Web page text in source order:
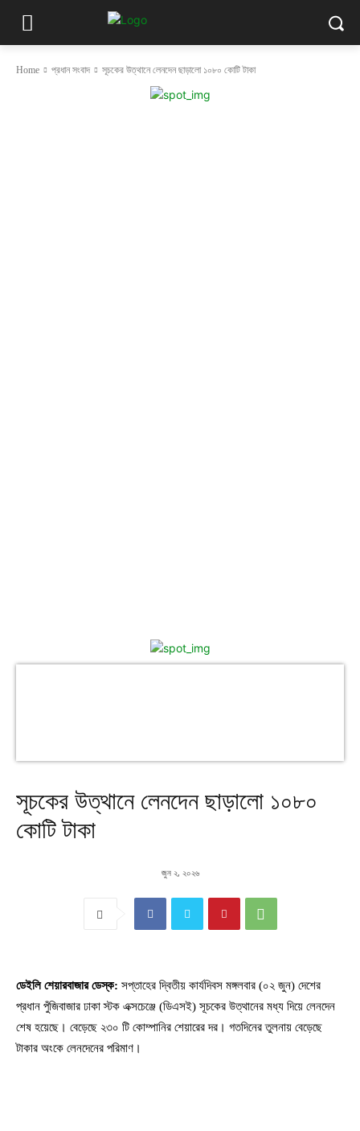
Home প্রধান সংবাদ সূচকের উত্থানে লেনদেন ছাড়ালো ১০৮০ কোটি টাকা
সূচকের উত্থানে লেনদেন ছাড়ালো ১০৮০
কোটি টাকা
জুন ২, ২০২৬
ডেইলি শেয়ারবাজার ডেস্ক: সপ্তাহের দ্বিতীয় কার্যদিবস মঙ্গলবার (০২ জুন) দেশের
প্রধান পুঁজিবাজার ঢাকা স্টক এক্সচেঞ্জে (ডিএসই) সূচকের উত্থানের মধ্য দিয়ে লেনদেন
শেষ হয়েছে। বেড়েছে ২৩০ টি কোম্পানির শেয়ারের দর। গতদিনের তুলনায় বেড়েছে
টাকার অংকে লেনদেনের পরিমাণ।